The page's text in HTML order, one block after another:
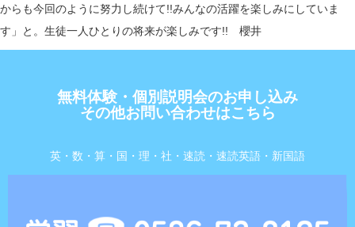
からも今回のように努力し続けて!!みんなの活躍を楽しみにしていま
す」と。生徒一人ひとりの将来が楽しみです!! 櫻井
無料体験・個別説明会のお申し込み
その他お問い合わせはこちら
英・数・算・国・理・社・速読・速読英語・新国語